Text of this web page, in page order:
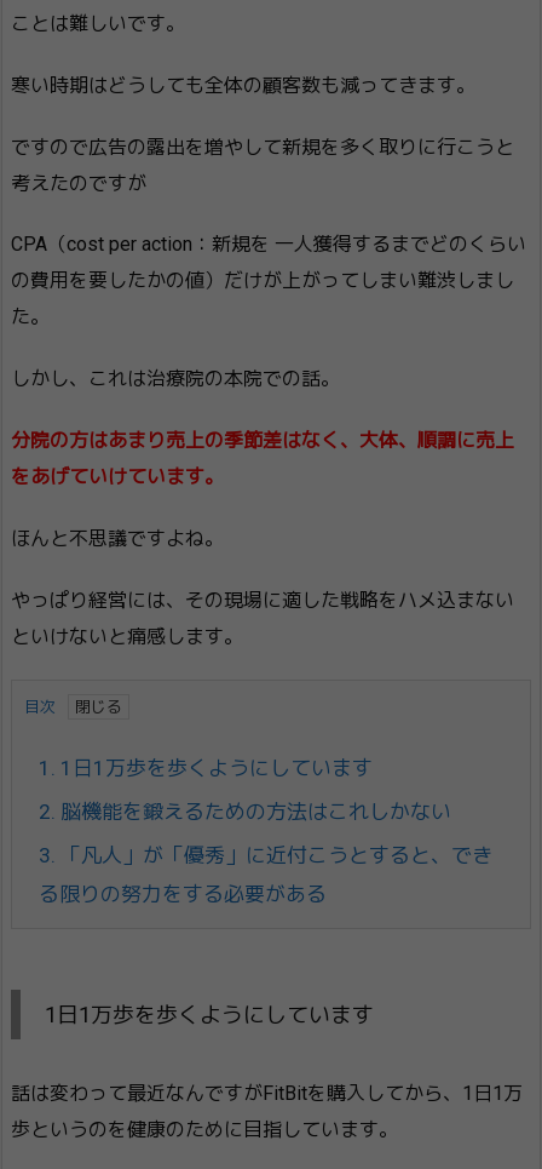
ことは難しいです。
寒い時期はどうしても全体の顧客数も減ってきます。
ですので広告の露出を増やして新規を多く取りに行こうと
考えたのですが
CPA（cost per action：新規を 一人獲得するまでどのくらい
の費用を要したかの値）だけが上がってしまい難渋しまし
た。
しかし、これは治療院の本院での話。
分院の方はあまり売上の季節差はなく、大体、順調に売上
をあげていけています。
ほんと不思議ですよね。
やっぱり経営には、その現場に適した戦略をハメ込まない
といけないと痛感します。
目次
1. 1日1万歩を歩くようにしています
2. 脳機能を鍛えるための方法はこれしかない
3. 「凡人」が「優秀」に近付こうとすると、でき
る限りの努力をする必要がある
1日1万歩を歩くようにしています
話は変わって最近なんですがFitBitを購入してから、1日1万
歩というのを健康のために目指しています。